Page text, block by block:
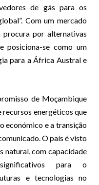
de gás para os
Com um mercado
por alternativas
posiciona-se como um
para a África Austral e
de Moçambique
energéticos que
económico e a transição
O país é visto
natural, com capacidade
para o
e tecnologias no